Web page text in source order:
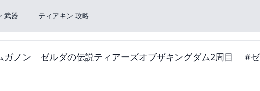
武器 ティアキン 攻略
ガノン ゼルダの伝説ティアーズオブザキングダム2周目 #ゼ